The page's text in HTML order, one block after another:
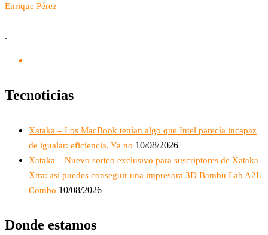
Enrique Pérez
.
Tecnoticias
Xataka – Los MacBook tenían algo que Intel parecía incapaz
de igualar: eficiencia. Ya no 10/08/2026
Xataka – Nuevo sorteo exclusivo para suscriptores de Xataka
Xtra: así puedes conseguir una impresora 3D Bambu Lab A2L
Combo 10/08/2026
Donde estamos